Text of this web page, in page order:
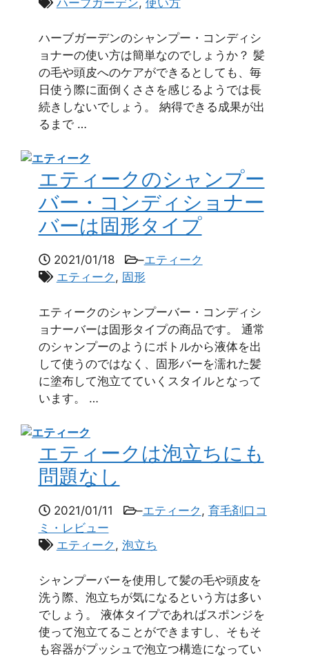
ハーブガーデン, 使い方
ハーブガーデンのシャンプー・コンディシ
ョナーの使い方は簡単なのでしょうか？ 髪
の毛や頭皮へのケアができるとしても、毎
日使う際に面倒くささを感じるようでは長
続きしないでしょう。 納得できる成果が出
るまで …
エティークのシャンプー
バー・コンディショナー
バーは固形タイプ
2021/01/18 –エティーク
エティーク , 固形
エティークのシャンプーバー・コンディシ
ョナーバーは固形タイプの商品です。 通常
のシャンプーのようにボトルから液体を出
して使うのではなく、固形バーを濡れた髪
に塗布して泡立てていくスタイルとなって
います。 …
エティークは泡立ちにも
問題なし
2021/01/11 –エティーク , 育毛剤口コ
ミ・レビュー
エティーク , 泡立ち
シャンプーバーを使用して髪の毛や頭皮を
洗う際、泡立ちが気になるという方は多い
でしょう。 液体タイプであればスポンジを
使って泡立てることができますし、そもそ
も容器がプッシュで泡立つ構造になってい